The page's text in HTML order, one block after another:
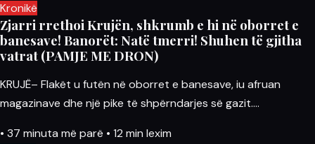
Kronikë
Zjarri rrethoi Krujën, shkrumb e hi në oborret e
banesave! Banorët: Natë tmerri! Shuhen të gjitha
vatrat (PAMJE ME DRON)
KRUJË– Flakët u futën në oborret e banesave, iu afruan
magazinave dhe një pike të shpërndarjes së gazit.…
• 37 minuta më parë • 12 min lexim